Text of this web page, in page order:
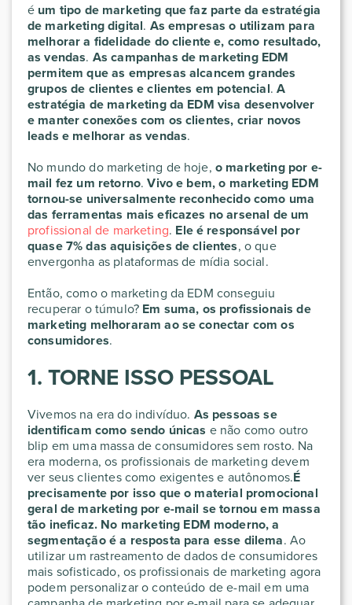
é um tipo de marketing que faz parte da estratégia
de marketing digital. As empresas o utilizam para
melhorar a fidelidade do cliente e, como resultado,
as vendas. As campanhas de marketing EDM
permitem que as empresas alcancem grandes
grupos de clientes e clientes em potencial.A
estratégia de marketing da EDM visa desenvolver
e manter conexões com os clientes, criar novos
leads e melhorar as vendas.
No mundo do marketing de hoje, o marketing por e-
mail fez um retorno.Vivo e bem, o marketing EDM
tornou-se universalmente reconhecido como uma
das ferramentas mais eficazes no arsenal de um
profissional de marketing. Ele é responsável por
quase 7% das aquisições de clientes, o que
envergonha as plataformas de mídia social.
Então, como o marketing da EDM conseguiu
recuperar o túmulo? Em suma, os profissionais de
marketing melhoraram ao se conectar com os
consumidores.
1. TORNE ISSO PESSOAL
Vivemos na era do indivíduo. As pessoas se
identificam como sendo únicas e não como outro
blip em uma massa de consumidores sem rosto. Na
era moderna, os profissionais de marketing devem
ver seus clientes como exigentes e autônomos.É
precisamente por isso que o material promocional
geral de marketing por e-mail se tornou em massa
tão ineficaz. No marketing EDM moderno, a
segmentação é a resposta para esse dilema. Ao
utilizar um rastreamento de dados de consumidores
mais sofisticado, os profissionais de marketing agora
podem personalizar o conteúdo de e-mail em uma